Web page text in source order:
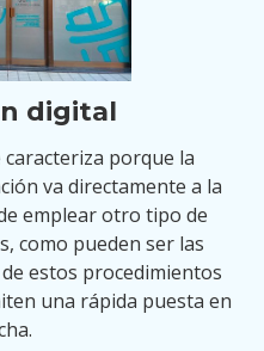
digital
porque la
va directamente a la
emplear otro tipo de
como pueden ser las
estos procedimientos
una rápida puesta en